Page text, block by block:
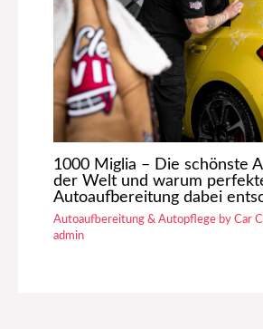
1000 Miglia – Die schönste
der Welt und warum
Autoaufbereitung dabei
Autoaufbereitung & Autopflege by Car
admin